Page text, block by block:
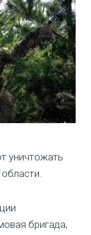
уничтожать
бригада,